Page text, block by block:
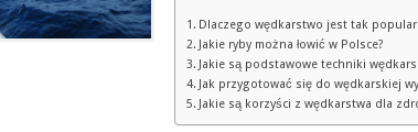
Dlaczego wędkarstwo jest tak
Jakie ryby można łowić w Polsce?
Jakie są podstawowe techniki
Jak przygotować się do wędkarskiej
Jakie są korzyści z wędkarstwa dla